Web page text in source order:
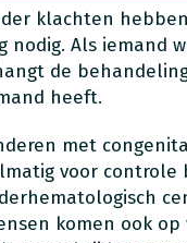
klachten
nodig. Als iemand
de
heeft.
met
voor controle
komen ook op